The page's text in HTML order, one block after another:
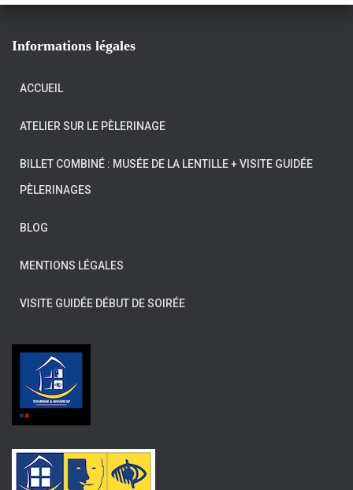
Informations légales
ACCUEIL
ATELIER SUR LE PÈLERINAGE
BILLET COMBINÉ : MUSÉE DE LA LENTILLE + VISITE GUIDÉE
PÈLERINAGES
BLOG
MENTIONS LÉGALES
VISITE GUIDÉE DÉBUT DE SOIRÉE